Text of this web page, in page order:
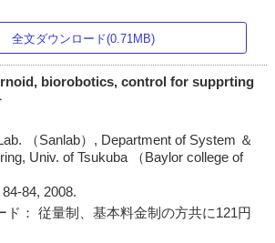
全文ダウンロード(0.71MB)
biorobotics, control for supprting
（Sanlab）, Department of System ＆
Univ. of Tsukuba （Baylor college of
84-84, 2008.
ド： 従量制、基本料金制の方共に121円